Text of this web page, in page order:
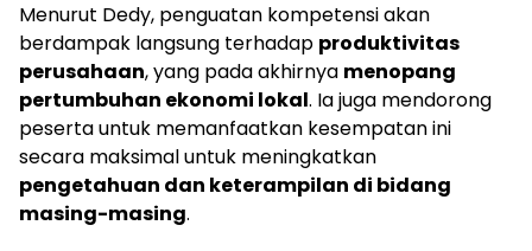
Menurut Dedy, penguatan kompetensi akan
berdampak langsung terhadap produktivitas
perusahaan, yang pada akhirnya menopang
pertumbuhan ekonomi lokal. Ia juga mendorong
peserta untuk memanfaatkan kesempatan ini
secara maksimal untuk meningkatkan
pengetahuan dan keterampilan di bidang
masing-masing.